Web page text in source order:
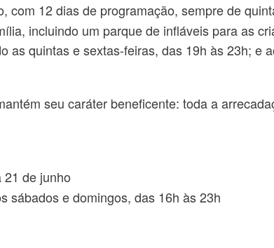
com 12 dias de programação, sempre de
incluindo um parque de infláveis para as
as quintas e sextas-feiras, das 19h às 23h; e
seu caráter beneficente: toda a
de junho
sábados e domingos, das 16h às 23h